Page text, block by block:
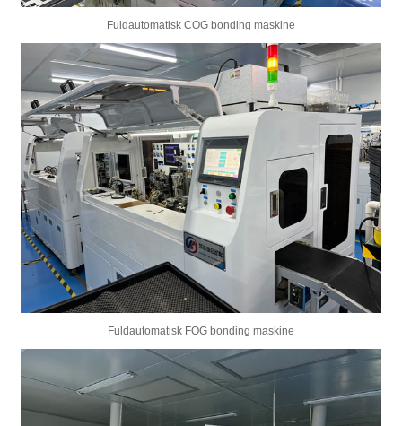
Fuldautomatisk COG bonding maskine
Fuldautomatisk FOG bonding maskine